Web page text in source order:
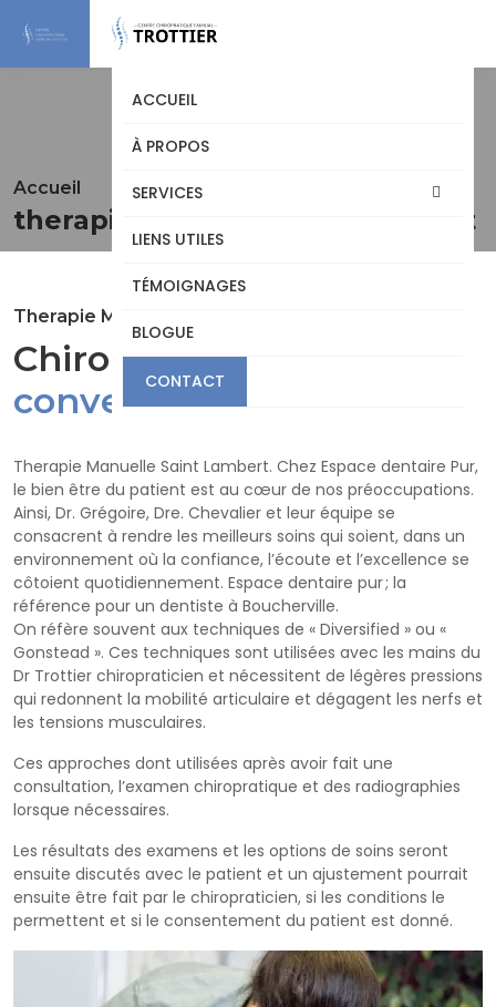
ACCUEIL
À PROPOS
SERVICES
LIENS UTILES
TÉMOIGNAGES
BLOGUE
CONTACT
Accueil
therapie manuelle saint lambert
Therapie Manuelle Saint Lambert
Chiropratique
conventionnelle
Therapie Manuelle Saint Lambert. Chez Espace dentaire Pur,
le bien être du patient est au cœur de nos préoccupations.
Ainsi, Dr. Grégoire, Dre. Chevalier et leur équipe se
consacrent à rendre les meilleurs soins qui soient, dans un
environnement où la confiance, l’écoute et l’excellence se
côtoient quotidiennement. Espace dentaire pur ; la
référence pour un dentiste à Boucherville.
On réfère souvent aux techniques de « Diversified » ou «
Gonstead ». Ces techniques sont utilisées avec les mains du
Dr Trottier chiropraticien et nécessitent de légères pressions
qui redonnent la mobilité articulaire et dégagent les nerfs et
les tensions musculaires.
Ces approches dont utilisées après avoir fait une
consultation, l’examen chiropratique et des radiographies
lorsque nécessaires.
Les résultats des examens et les options de soins seront
ensuite discutés avec le patient et un ajustement pourrait
ensuite être fait par le chiropraticien, si les conditions le
permettent et si le consentement du patient est donné.